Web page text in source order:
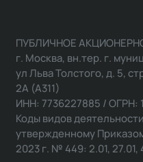
ПУБЛИЧНОЕ
г. Москва, вн.тер. г.
ул Льва Толстого, д. 5,
2А (А311)
ИНН: 7736227885 / ОГРН:
Коды видов
утвержденному
2023 г. № 449: 2.01, 27.01,